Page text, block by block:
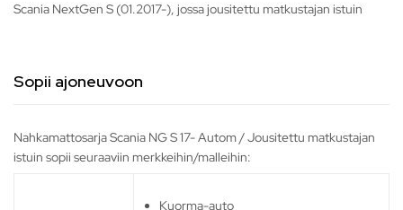
Scania NextGen S (01.2017-), jossa jousitettu matkustajan istuin
Sopii ajoneuvoon
Nahkamattosarja Scania NG S 17- Autom / Jousitettu matkustajan
istuin sopii seuraaviin merkkeihin/malleihin:
Kuorma-auto